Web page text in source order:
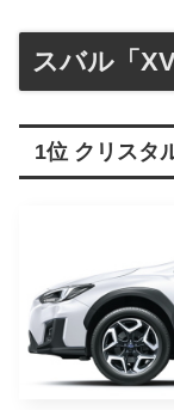
スバル「
1位 クリスタ